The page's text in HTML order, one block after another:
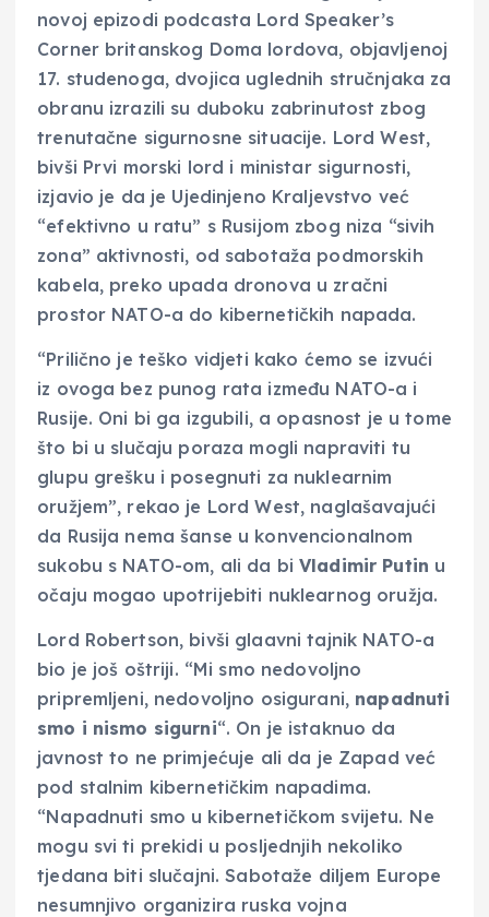
novoj epizodi podcasta Lord Speaker’s
Corner britanskog Doma lordova, objavljenoj
17. studenoga, dvojica uglednih stručnjaka za
obranu izrazili su duboku zabrinutost zbog
trenutačne sigurnosne situacije. Lord West,
bivši Prvi morski lord i ministar sigurnosti,
izjavio je da je Ujedinjeno Kraljevstvo već
“efektivno u ratu” s Rusijom zbog niza “sivih
zona” aktivnosti, od sabotaža podmorskih
kabela, preko upada dronova u zračni
prostor NATO-a do kibernetičkih napada.
“Prilično je teško vidjeti kako ćemo se izvući
iz ovoga bez punog rata između NATO-a i
Rusije. Oni bi ga izgubili, a opasnost je u tome
što bi u slučaju poraza mogli napraviti tu
glupu grešku i posegnuti za nuklearnim
oružjem”, rekao je Lord West, naglašavajući
da Rusija nema šanse u konvencionalnom
sukobu s NATO-om, ali da biVladimir Putin u
očaju mogao upotrijebiti nuklearnog oružja.
Lord Robertson, bivši glaavni tajnik NATO-a
bio je još oštriji. “Mi smo nedovoljno
pripremljeni, nedovoljno osigurani, napadnuti
smo i nismo sigurni“. On je istaknuo da
javnost to ne primjećuje ali da je Zapad već
pod stalnim kibernetičkim napadima.
“Napadnuti smo u kibernetičkom svijetu. Ne
mogu svi ti prekidi u posljednjih nekoliko
tjedana biti slučajni. Sabotaže diljem Europe
nesumnjivo organizira ruska vojna